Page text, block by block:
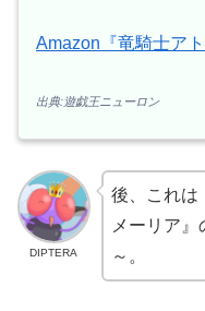
Amazon『竜騎士アト
出典:遊戯王ニューロン
DIPTERA
後、これは
メーリア』
～。